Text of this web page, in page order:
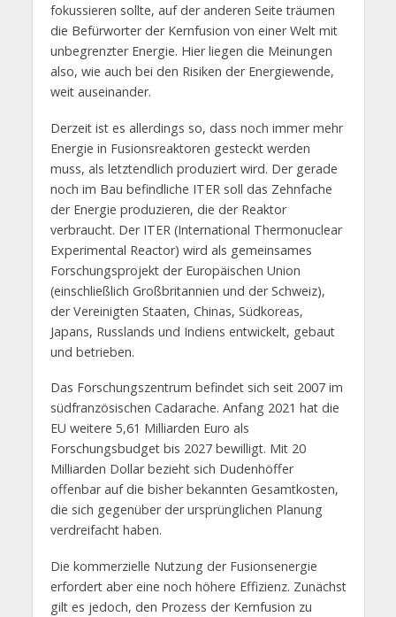
fokussieren sollte, auf der anderen Seite träumen
die Befürworter der Kernfusion von einer Welt mit
unbegrenzter Energie. Hier liegen die Meinungen
also, wie auch bei den Risiken der Energiewende,
weit auseinander.
Derzeit ist es allerdings so, dass noch immer mehr
Energie in Fusionsreaktoren gesteckt werden
muss, als letztendlich produziert wird. Der gerade
noch im Bau befindliche ITER soll das Zehnfache
der Energie produzieren, die der Reaktor
verbraucht. Der ITER (International Thermonuclear
Experimental Reactor) wird als gemeinsames
Forschungsprojekt der Europäischen Union
(einschließlich Großbritannien und der Schweiz),
der Vereinigten Staaten, Chinas, Südkoreas,
Japans, Russlands und Indiens entwickelt, gebaut
und betrieben.
Das Forschungszentrum befindet sich seit 2007 im
südfranzösischen Cadarache. Anfang 2021 hat die
EU weitere 5,61 Milliarden Euro als
Forschungsbudget bis 2027 bewilligt. Mit 20
Milliarden Dollar bezieht sich Dudenhöffer
offenbar auf die bisher bekannten Gesamtkosten,
die sich gegenüber der ursprünglichen Planung
verdreifacht haben.
Die kommerzielle Nutzung der Fusionsenergie
erfordert aber eine noch höhere Effizienz. Zunächst
gilt es jedoch, den Prozess der Kernfusion zu